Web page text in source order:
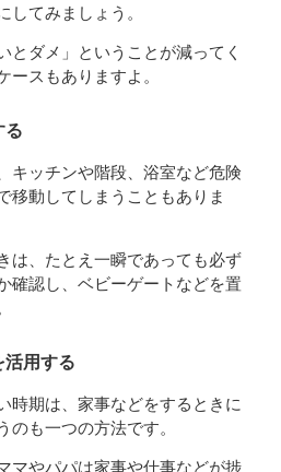
してみましょう。
とダメ」ということが減ってく
ースもありますよ。
る
キッチンや階段、浴室など危険
移動してしまうこともありま
は、たとえ一瞬であっても必ず
確認し、ベビーゲートなどを置
活用する
時期は、家事などをするときに
のも一つの方法です。
マやパパは家事や仕事などが捗